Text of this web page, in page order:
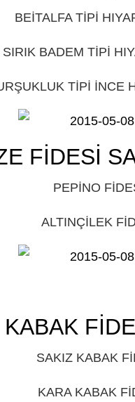
BEİTALFA TİPİ
SIRIK BADEM TİPİ
TİPİ İNCE
FİDESİ
PEPİNO
ALTINÇİLEK
KABAK
SAKIZ KABAK
KARA KABAK